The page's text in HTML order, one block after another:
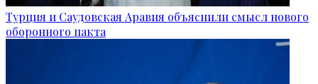
Турция и Саудовская Аравия объяснили смысл нового
оборонного пакта